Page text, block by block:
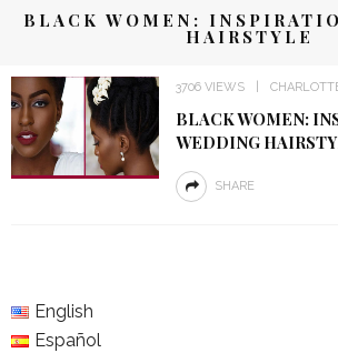
BLACK WOMEN:
HAIRSTYLE
3706 VIEWS
BLACK WOMEN:
WEDDING
SHARE
English
Español